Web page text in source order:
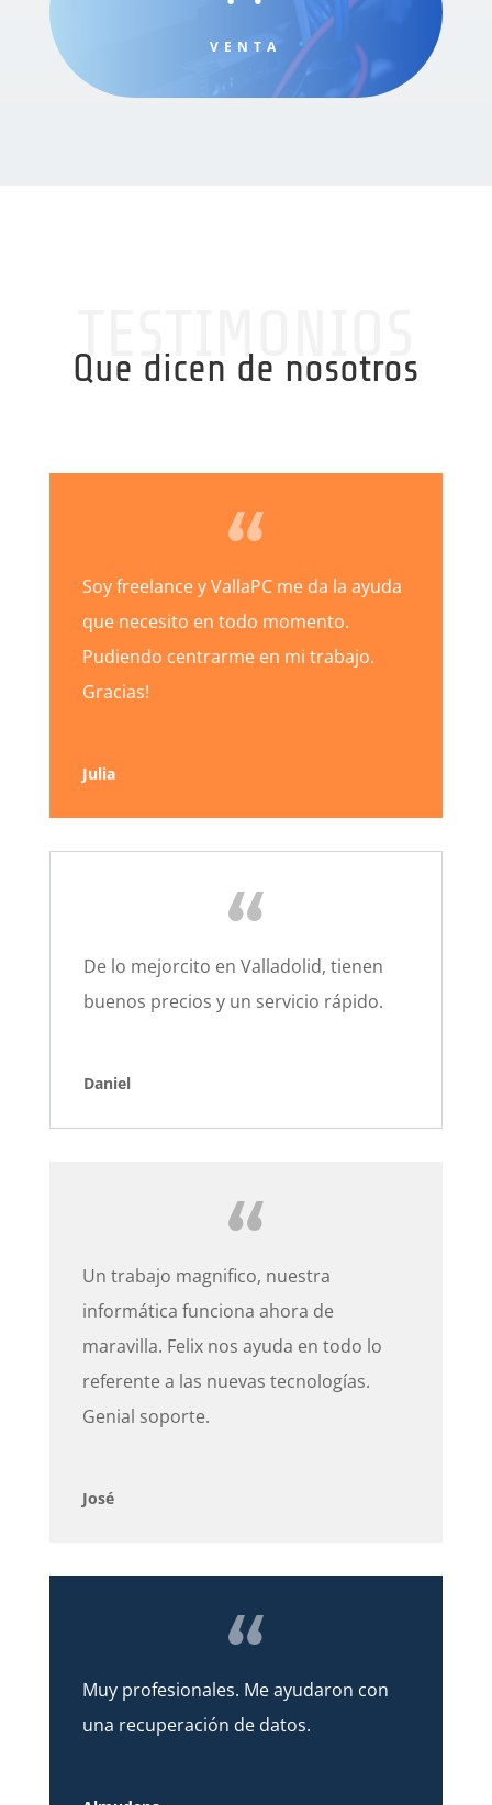
VENTA
TESTIMONIOS
Que dicen de nosotros
Soy freelance y VallaPC me da la ayuda
que necesito en todo momento.
Pudiendo centrarme en mi trabajo.
Gracias!
Julia
De lo mejorcito en Valladolid, tienen
buenos precios y un servicio rápido.
Daniel
Un trabajo magnifico, nuestra
informática funciona ahora de
maravilla. Felix nos ayuda en todo lo
referente a las nuevas tecnologías.
Genial soporte.
José
Muy profesionales. Me ayudaron con
una recuperación de datos.